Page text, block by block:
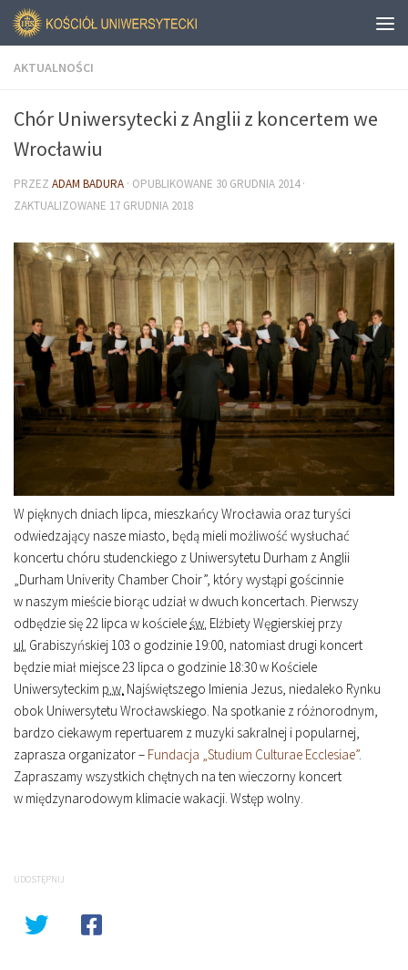
AKTUALNOŚCI
Chór Uniwersytecki z Anglii z koncertem we
Wrocławiu
PRZEZ ADAM BADURA · OPUBLIKOWANE 30 GRUDNIA 2014·
ZAKTUALIZOWANE 17 GRUDNIA 2018
W pięknych dniach lipca, mieszkańcy Wrocławia oraz turyści
odwiedzający nasze miasto, będą mieli możliwość wysłuchać
koncertu chóru studenckiego z Uniwersytetu Durham z Anglii
„Durham Univerity Chamber Choir”, który wystąpi gościnnie
w naszym mieście biorąc udział w dwuch koncertach. Pierwszy
odbędzie się 22 lipca w kościele św. Elżbiety Węgierskiej przy
ul. Grabiszyńskiej 103 o godzinie 19:00 , natomiast drugi koncert
będzie miał miejsce 23 lipca o godzinie 18:30w Kościele
Uniwersyteckim p.w. Najświętszego Imienia Jezus, niedaleko Rynku
obok Uniwersytetu Wrocławskiego. Na spotkanie z różnorodnym,
bardzo ciekawym repertuarem z muzyki sakralnej i popularnej,
zaprasza organizator – Fundacja „Studium Culturae Ecclesiae”.
Zapraszamy wszystkich chętnych na ten wieczorny koncert
w międzynarodowym klimacie wakacji. Wstęp wolny.
UDOSTĘPNIJ